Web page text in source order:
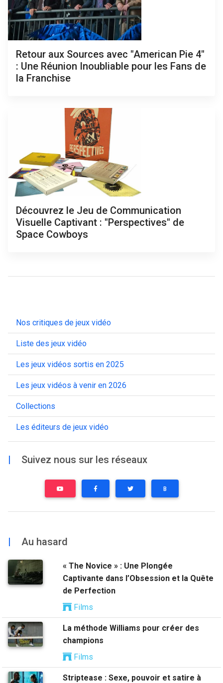
Retour aux Sources avec "American Pie 4"
: Une Réunion Inoubliable pour les Fans de
la Franchise
Découvrez le Jeu de Communication
Visuelle Captivant : "Perspectives" de
Space Cowboys
Nos critiques de jeux vidéo
Liste des jeux vidéo
Les jeux vidéos sortis en 2025
Les jeux vidéos à venir en 2026
Collections
Les éditeurs de jeux vidéo
| Suivez nous sur les réseaux
B
| Au hasard
« The Novice » : Une Plongée
Captivante dans l’Obsession et la Quête
de Perfection
Films
La méthode Williams pour créer des
champions
Films
Striptease : Sexe, pouvoir et satire à